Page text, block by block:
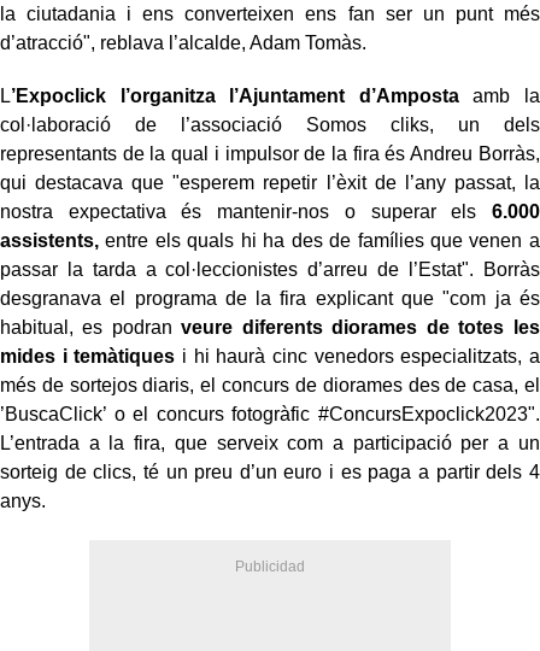
la ciutadania i ens converteixen ens fan ser un punt més
d’atracció", reblava l’alcalde, Adam Tomàs.
L’Expoclick l’organitza l’Ajuntament d’Ampostaamb la
col·laboració de l’associació Somos cliks, un dels
representants de la qual i impulsor de la fira és Andreu Borràs,
qui destacava que "esperem repetir l’èxit de l’any passat, la
nostra expectativa és mantenir-nos o superar els 6.000
assistents, entre els quals hi ha des de famílies que venen a
passar la tarda a col·leccionistes d’arreu de l’Estat". Borràs
desgranava el programa de la fira explicant que "com ja és
habitual, es podranveure diferents diorames de totes les
mides i temàtiques i hi haurà cinc venedors especialitzats, a
més de sortejos diaris, el concurs de diorames des de casa, el
’BuscaClick’ o el concurs fotogràfic #ConcursExpoclick2023".
L’entrada a la fira, que serveix com a participació per a un
sorteig de clics, té un preu d’un euro i es paga a partir dels 4
anys.